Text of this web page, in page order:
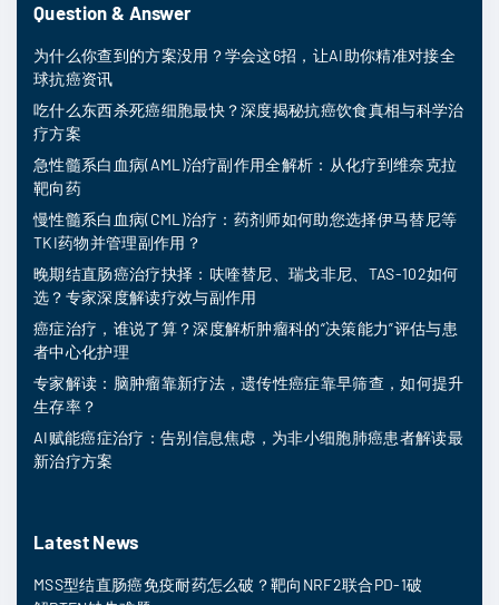
Question & Answer
为什么你查到的方案没用？学会这6招，让AI助你精准对接全
球抗癌资讯
吃什么东西杀死癌细胞最快？深度揭秘抗癌饮食真相与科学治
疗方案
急性髓系白血病(AML)治疗副作用全解析：从化疗到维奈克拉
靶向药
慢性髓系白血病(CML)治疗：药剂师如何助您选择伊马替尼等
TKI药物并管理副作用？
晚期结直肠癌治疗抉择：呋喹替尼、瑞戈非尼、TAS-102如何
选？专家深度解读疗效与副作用
癌症治疗，谁说了算？深度解析肿瘤科的“决策能力”评估与患
者中心化护理
专家解读：脑肿瘤靠新疗法，遗传性癌症靠早筛查，如何提升
生存率？
AI赋能癌症治疗：告别信息焦虑，为非小细胞肺癌患者解读最
新治疗方案
Latest News
MSS型结直肠癌免疫耐药怎么破？靶向NRF2联合PD-1破